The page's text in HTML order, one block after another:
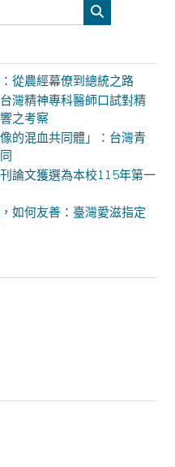
從農經幕僚到總統之路
灣精神專科醫師口試對精
之考察
的混血共同體」：台灣青
論文獲選為本校115年第一
如何友善：臺灣愛滋指定